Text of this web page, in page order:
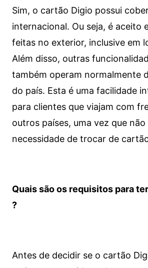
Sim, o cartão Digio possui
internacional. Ou seja, é aceito
feitas no exterior, inclusive em
Além disso, outras
também operam normalmente
do país. Esta é uma facilidade
para clientes que viajam com
outros países, uma vez que não
necessidade de trocar de
Quais são os requisitos para
?
Antes de decidir se o cartão